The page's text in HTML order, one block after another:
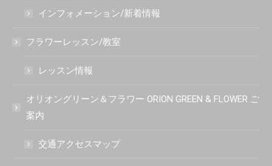
インフォメーション/新着情報
フラワーレッスン/教室
レッスン情報
オリオングリーン＆フラワー ORION GREEN & FLOWER ご
案内
交通アクセスマップ